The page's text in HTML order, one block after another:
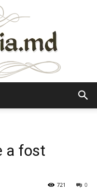
a fost
0
721